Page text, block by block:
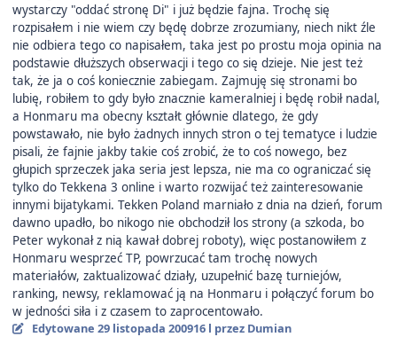
wystarczy "oddać stronę Di" i już będzie fajna. Trochę się
rozpisałem i nie wiem czy będę dobrze zrozumiany, niech nikt źle
nie odbiera tego co napisałem, taka jest po prostu moja opinia na
podstawie dłuższych obserwacji i tego co się dzieje. Nie jest też
tak, że ja o coś koniecznie zabiegam. Zajmuję się stronami bo
lubię, robiłem to gdy było znacznie kameralniej i będę robił nadal,
a Honmaru ma obecny kształt głównie dlatego, że gdy
powstawało, nie było żadnych innych stron o tej tematyce i ludzie
pisali, że fajnie jakby takie coś zrobić, że to coś nowego, bez
głupich sprzeczek jaka seria jest lepsza, nie ma co ograniczać się
tylko do Tekkena 3 online i warto rozwijać też zainteresowanie
innymi bijatykami. Tekken Poland marniało z dnia na dzień, forum
dawno upadło, bo nikogo nie obchodził los strony (a szkoda, bo
Peter wykonał z nią kawał dobrej roboty), więc postanowiłem z
Honmaru wesprzeć TP, powrzucać tam trochę nowych
materiałów, zaktualizować działy, uzupełnić bazę turniejów,
ranking, newsy, reklamować ją na Honmaru i połączyć forum bo
w jedności siła i z czasem to zaprocentowało.
Edytowane 29 listopada 200916 l przez Dumian